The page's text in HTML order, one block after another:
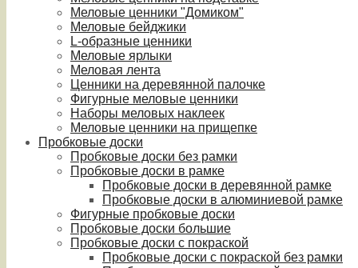
Меловые ценники "Домиком"
Меловые бейджики
L-образные ценники
Меловые ярлыки
Меловая лента
Ценники на деревянной палочке
Фигурные меловые ценники
Наборы меловых наклеек
Меловые ценники на прищепке
Пробковые доски
Пробковые доски без рамки
Пробковые доски в рамке
Пробковые доски в деревянной рамке
Пробковые доски в алюминиевой рамке
Фигурные пробковые доски
Пробковые доски большие
Пробковые доски с покраской
Пробковые доски с покраской без рамки